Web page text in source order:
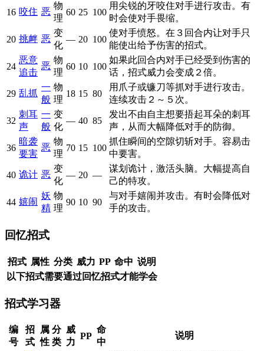
16 咬住 恶
物
理
60 25 100
用尖锐的牙咬住对手进行攻击。有
时会使对手畏缩。
20 挑衅 恶
变
化
— 20 100
使对手愤怒。在３回合内让对手只
能使出给予伤害的招式。
24
恶意
追击
恶
物
理
60 10 100
如果此回合内对手已经受到伤害的
话，招式威力会变成２倍。
29 乱抓
一
般
物
理
18 15 80
用爪子或镰刀等抓对手进行攻击。
连续攻击２～５次。
32
刺耳
声
一
般
变
化
— 40 85
发出不由自主想要捂起耳朵的刺耳
声，从而大幅降低对手的防御。
36
暗袭
要害
恶
物
理
70 15 100
抓住瞬间的空隙切斩对手。容易击
中要害。
40 诡计 恶
变
化
— 20 —
谋划诡计，激活头脑。大幅提高自
己的特攻。
44 嬉闹
妖
精
物
理
90 10 90
与对手嬉闹并攻击。有时会降低对
手的攻击。
回忆招式
招式 属性 分类 威力 PP 命中 说明
以下招式需要通过回忆招式才能学会
招式学习器
编
号
招
式
属
性
分
类
威
力
PP
命
中
说明